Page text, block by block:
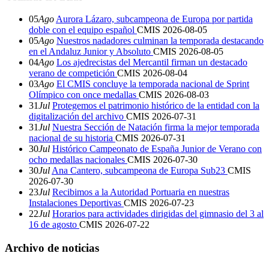
05Ago Aurora Lázaro, subcampeona de Europa por partida
doble con el equipo español CMIS 2026-08-05
05Ago Nuestros nadadores culminan la temporada destacando
en el Andaluz Junior y Absoluto CMIS 2026-08-05
04Ago Los ajedrecistas del Mercantil firman un destacado
verano de competición CMIS 2026-08-04
03Ago El CMIS concluye la temporada nacional de Sprint
Olímpico con once medallas CMIS 2026-08-03
31Jul Protegemos el patrimonio histórico de la entidad con la
digitalización del archivo CMIS 2026-07-31
31Jul Nuestra Sección de Natación firma la mejor temporada
nacional de su historia CMIS 2026-07-31
30Jul Histórico Campeonato de España Junior de Verano con
ocho medallas nacionales CMIS 2026-07-30
30Jul Ana Cantero, subcampeona de Europa Sub23 CMIS
2026-07-30
23Jul Recibimos a la Autoridad Portuaria en nuestras
Instalaciones Deportivas CMIS 2026-07-23
22Jul Horarios para actividades dirigidas del gimnasio del 3 al
16 de agosto CMIS 2026-07-22
Archivo de noticias